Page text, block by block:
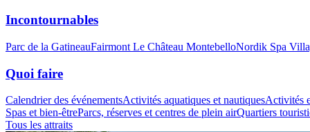
Incontournables
Parc de la GatineauFairmont Le Château MontebelloNordik Spa
Quoi faire
Calendrier des événementsActivités aquatiques et nautiquesActivités
Spas et bien-êtreParcs, réserves et centres de plein airQuartiers
Tous les attraits